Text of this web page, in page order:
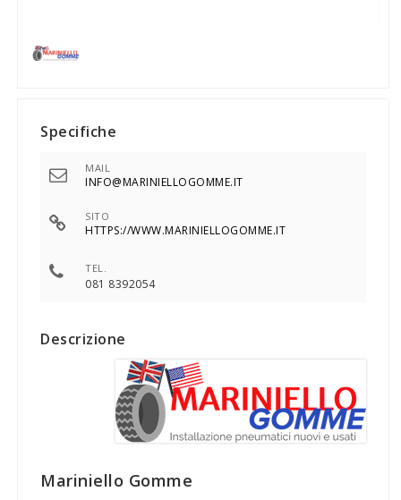
Specifiche
MAIL
INFO@MARINIELLOGOMME.IT
SITO
HTTPS://WWW.MARINIELLOGOMME.IT
TEL.
081 8392054
Descrizione
Mariniello Gomme